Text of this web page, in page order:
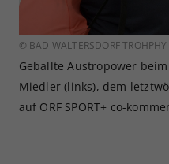
© BAD WALTERSDORF
Geballte Austropower
Miedler (links), dem
auf ORF SPORT+ co-